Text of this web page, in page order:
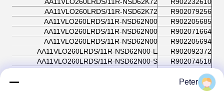
R902079256
AA11VLO260LRDS/11R-NSD62K72
R902205685
AA11VLO260LRDS/11R-NSD62N00
R902071664
AA11VLO260LRDS/11R-NSD62N00
R902205694
AA11VLO260LRDS/11R-NSD62N00
R902092372
AA11VLO260LRDS/11R-NSD62N00-E
R902074518
AA11VLO260LRDS/11R-NSD62N00-S
R902232674
R902092264
Peter